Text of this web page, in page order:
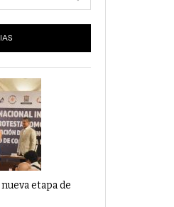
PC29
De Tiempo Por Falta De
- 17 mayo, 2021
Sus Formas Y Efectos’ Por
etapa de